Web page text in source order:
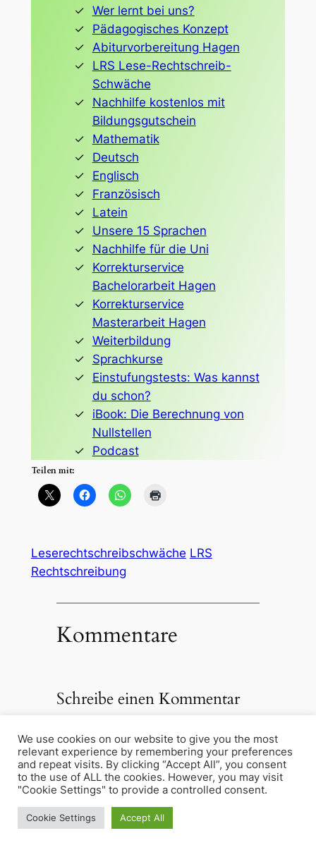
Wer lernt bei uns?
Pädagogisches Konzept
Abiturvorbereitung Hagen
LRS Lese-Rechtschreib-
Schwäche
Nachhilfe kostenlos mit
Bildungsgutschein
Mathematik
Deutsch
Englisch
Französisch
Latein
Unsere 15 Sprachen
Nachhilfe für die Uni
Korrekturservice
Bachelorarbeit Hagen
Korrekturservice
Masterarbeit Hagen
Weiterbildung
Sprachkurse
Einstufungstests: Was kannst
du schon?
iBook: Die Berechnung von
Nullstellen
Podcast
Teilen mit:
Leserechtschreibschwäche LRS
Rechtschreibung
Kommentare
Schreibe einen Kommentar
einen Kommentar abzugeben.
← Vorherige:
Unterschied
We use cookies on our website to give you the most
relevant experience by remembering your preferences
and repeat visits. By clicking “Accept All”, you consent
to the use of ALL the cookies. However, you may visit
"Cookie Settings" to provide a controlled consent.
Cookie Settings Accept All